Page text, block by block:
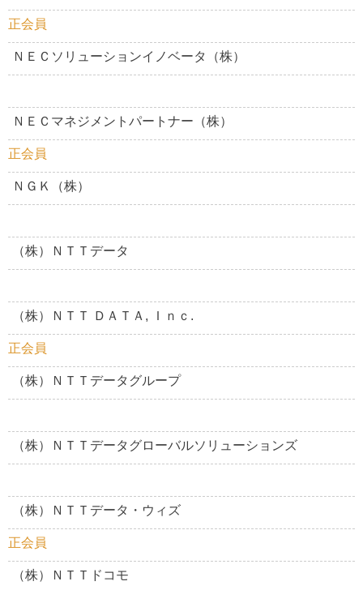
正会員
ＮＥＣソリューションイノベータ（株）
ＮＥＣマネジメントパートナー（株）
正会員
ＮＧＫ（株）
（株）ＮＴＴデータ
（株）ＮＴＴ ＤＡＴＡ, Ｉｎｃ.
正会員
（株）ＮＴＴデータグループ
（株）ＮＴＴデータグローバルソリューションズ
（株）ＮＴＴデータ・ウィズ
正会員
（株）ＮＴＴドコモ